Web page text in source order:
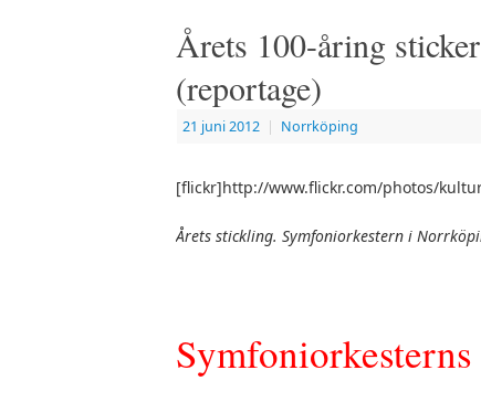
Årets 100-åring
(reportage)
21 juni 2012 | Norrköping
[flickr]http://www.flickr.com/photos/
Årets stickling. Symfoniorkestern i